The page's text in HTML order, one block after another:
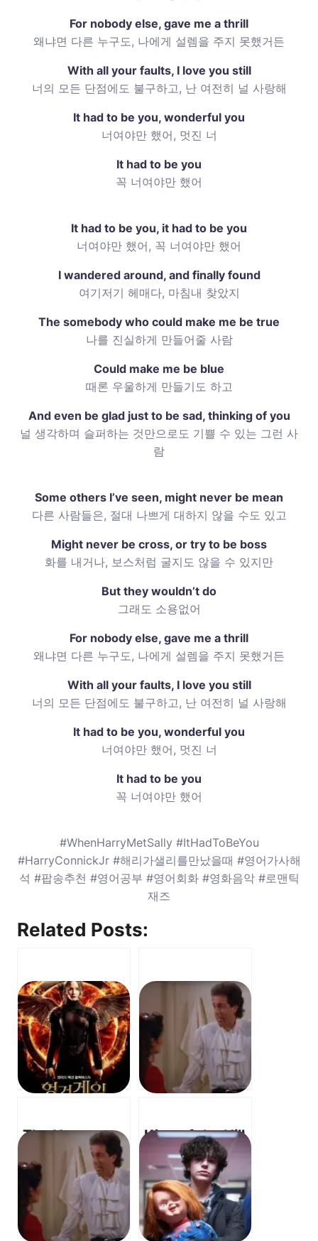
For nobody else, gave me a thrill
왜냐면 다른 누구도, 나에게 설렘을 주지 못했거든
With all your faults, I love you still
너의 모든 단점에도 불구하고, 난 여전히 널 사랑해
It had to be you, wonderful you
너여야만 했어, 멋진 너
It had to be you
꼭 너여야만 했어
It had to be you, it had to be you
너여야만 했어, 꼭 너여야만 했어
I wandered around, and finally found
여기저기 헤매다, 마침내 찾았지
The somebody who could make me be true
나를 진실하게 만들어줄 사람
Could make me be blue
때론 우울하게 만들기도 하고
And even be glad just to be sad, thinking of you
널 생각하며 슬퍼하는 것만으로도 기쁠 수 있는 그런 사
람
Some others I’ve seen, might never be mean
다른 사람들은, 절대 나쁘게 대하지 않을 수도 있고
Might never be cross, or try to be boss
화를 내거나, 보스처럼 굴지도 않을 수 있지만
But they wouldn’t do
그래도 소용없어
For nobody else, gave me a thrill
왜냐면 다른 누구도, 나에게 설렘을 주지 못했거든
With all your faults, I love you still
너의 모든 단점에도 불구하고, 난 여전히 널 사랑해
It had to be you, wonderful you
너여야만 했어, 멋진 너
It had to be you
꼭 너여야만 했어
#WhenHarryMetSally #ItHadToBeYou
#HarryConnickJr #해리가샐리를만났을때 #영어가사해
석 #팝송추천 #영어공부 #영어회화 #영화음악 #로맨틱
재즈
Related Posts:
The Hunger
Games: “The
Hanging Tree”
by James
Newton
Howard ft.
King of the Hill
(2024) OST –
That’s What I
Like – 킹 오브 더
힐 (2024) OST
– 내가 좋아하는